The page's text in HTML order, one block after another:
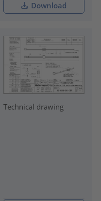
Download
Technical drawing